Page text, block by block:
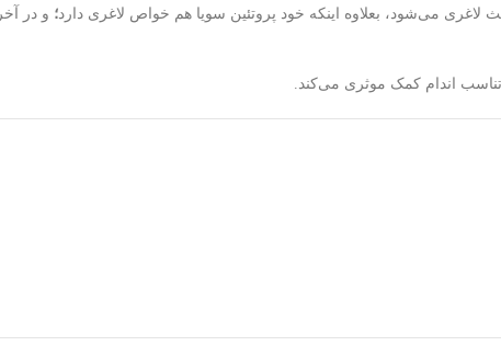
می‌‌شود، بعلاوه اینکه خود پروتئین سویا هم خواص لاغری دارد؛
اندام کمک موثری می‌کند.